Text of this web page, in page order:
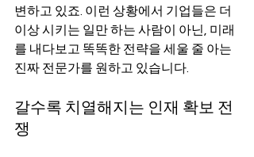
변하고 있죠. 이런 상황에서 기업들은 더
이상 시키는 일만 하는 사람이 아닌, 미래
를 내다보고 똑똑한 전략을 세울 줄 아는
진짜 전문가를 원하고 있습니다.
갈수록 치열해지는 인재 확보 전
쟁